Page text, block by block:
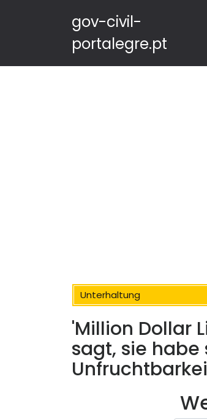
gov-civil-
portalegre.pt
Unterhaltung
'Million Dollar
sagt, sie